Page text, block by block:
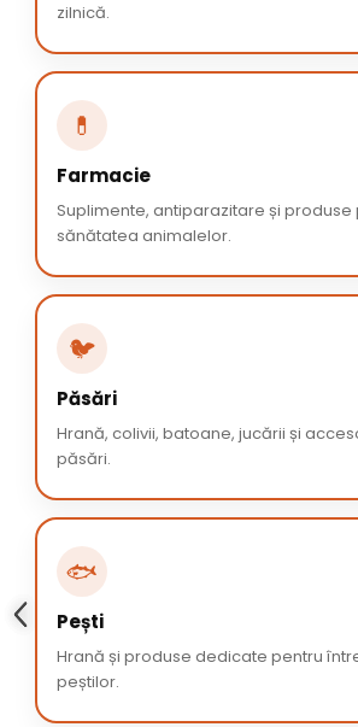
zilnică.
💊
Farmacie
Suplimente, antiparazitare și produse
sănătatea animalelor.
🐦
Păsări
Hrană, colivii, batoane, jucării și
păsări.
🐟
Pești
Hrană și produse dedicate pentru
peștilor.